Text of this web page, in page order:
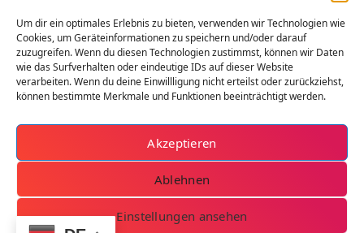
Um dir ein optimales Erlebnis zu bieten, verwenden wir Technologien wie
Cookies, um Geräteinformationen zu speichern und/oder darauf
zuzugreifen. Wenn du diesen Technologien zustimmst, können wir Daten
wie das Surfverhalten oder eindeutige IDs auf dieser Website
verarbeiten. Wenn du deine Einwillligung nicht erteilst oder zurückziehst,
können bestimmte Merkmale und Funktionen beeinträchtigt werden.
Akzeptieren
Ablehnen
Einstellungen ansehen